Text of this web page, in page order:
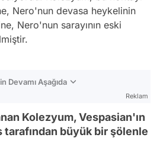
Nero'nun devasa heykelinin
Nero'nun sarayının eski
Devamı Aşağıda
Reklam
Kolezyum, Vespasian'ın
büyük bir şölenle